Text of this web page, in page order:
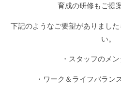
育成の研修もご提
下記のようなご要望がありまし
い。
・スタッフのメ
・ワーク＆ライフバラン